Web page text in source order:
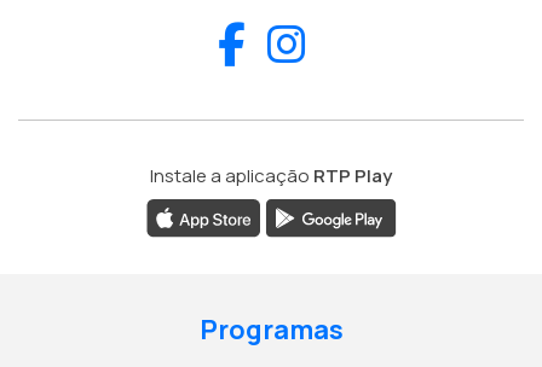
Facebook
Instale a aplicação RTP Play
Programas